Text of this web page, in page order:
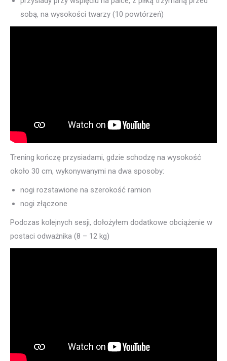
sobą, na wysokości twarzy (10 powtórzeń)
Trening kończę przysiadami, gdzie schodzę na wysokość
około 30 cm, wykonywanymi na dwa sposoby:
nogi rozstawione na szerokość ramion
nogi złączone
Podczas kolejnych sesji, dołożyłem dodatkowe obciążenie w
postaci odważnika (8 – 12 kg)